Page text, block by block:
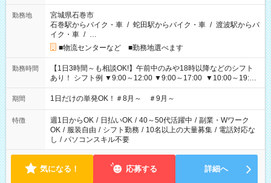
勤務地
宮城県石巻市
石巻駅からバイク・車 / 蛇田駅からバイク・車 / 渡波駅からバ
イク・車 / …
■物流センターなど ■勤務地選べます
勤務時間
【1日3時間～も相談OK!】午前中のみや18時以降などのシフト
あり！ シフト例 ▼9:00～12:00 ▼9:00～17:00 ▼10:00～19:00
▼18:00～21:00
期間 1日だけの単発OK！＃8月～ ＃9月～
特徴 週1日からOK / 日払いOK / 40～50代活躍中 / 副業・Wワーク
OK / 服装自由 / シフト勤務 / 10名以上の大量募集 / 電話対応な
し / パソコンスキル不要
気になる！ 応募する 詳細へ